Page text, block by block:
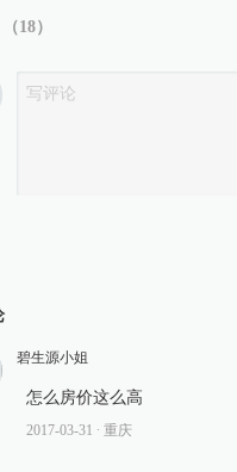
（18）
碧生源小姐
怎么房价这么高
2017-03-31 ∙ 重庆